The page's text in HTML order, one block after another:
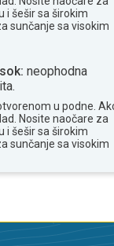
i šešir sa širokim
sunčanje sa visokim
neophodna
u podne.
Nosite naočare za
i šešir sa širokim
sunčanje sa visokim